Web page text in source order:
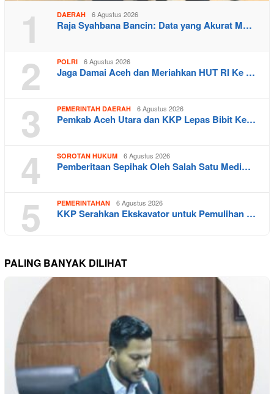
1 DAERAH 6 Agustus 2026
Raja Syahbana Bancin: Data yang Akurat M…
2 POLRI 6 Agustus 2026
Jaga Damai Aceh dan Meriahkan HUT RI Ke …
3 PEMERINTAH DAERAH 6 Agustus 2026
Pemkab Aceh Utara dan KKP Lepas Bibit Ke…
4 SOROTAN HUKUM 6 Agustus 2026
Pemberitaan Sepihak Oleh Salah Satu Medi…
5 PEMERINTAHAN 6 Agustus 2026
KKP Serahkan Ekskavator untuk Pemulihan …
PALING BANYAK DILIHAT